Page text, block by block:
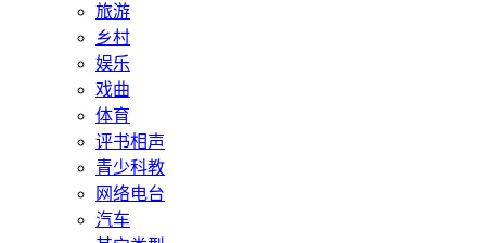
旅游
乡村
娱乐
戏曲
体育
评书相声
青少科教
网络电台
汽车